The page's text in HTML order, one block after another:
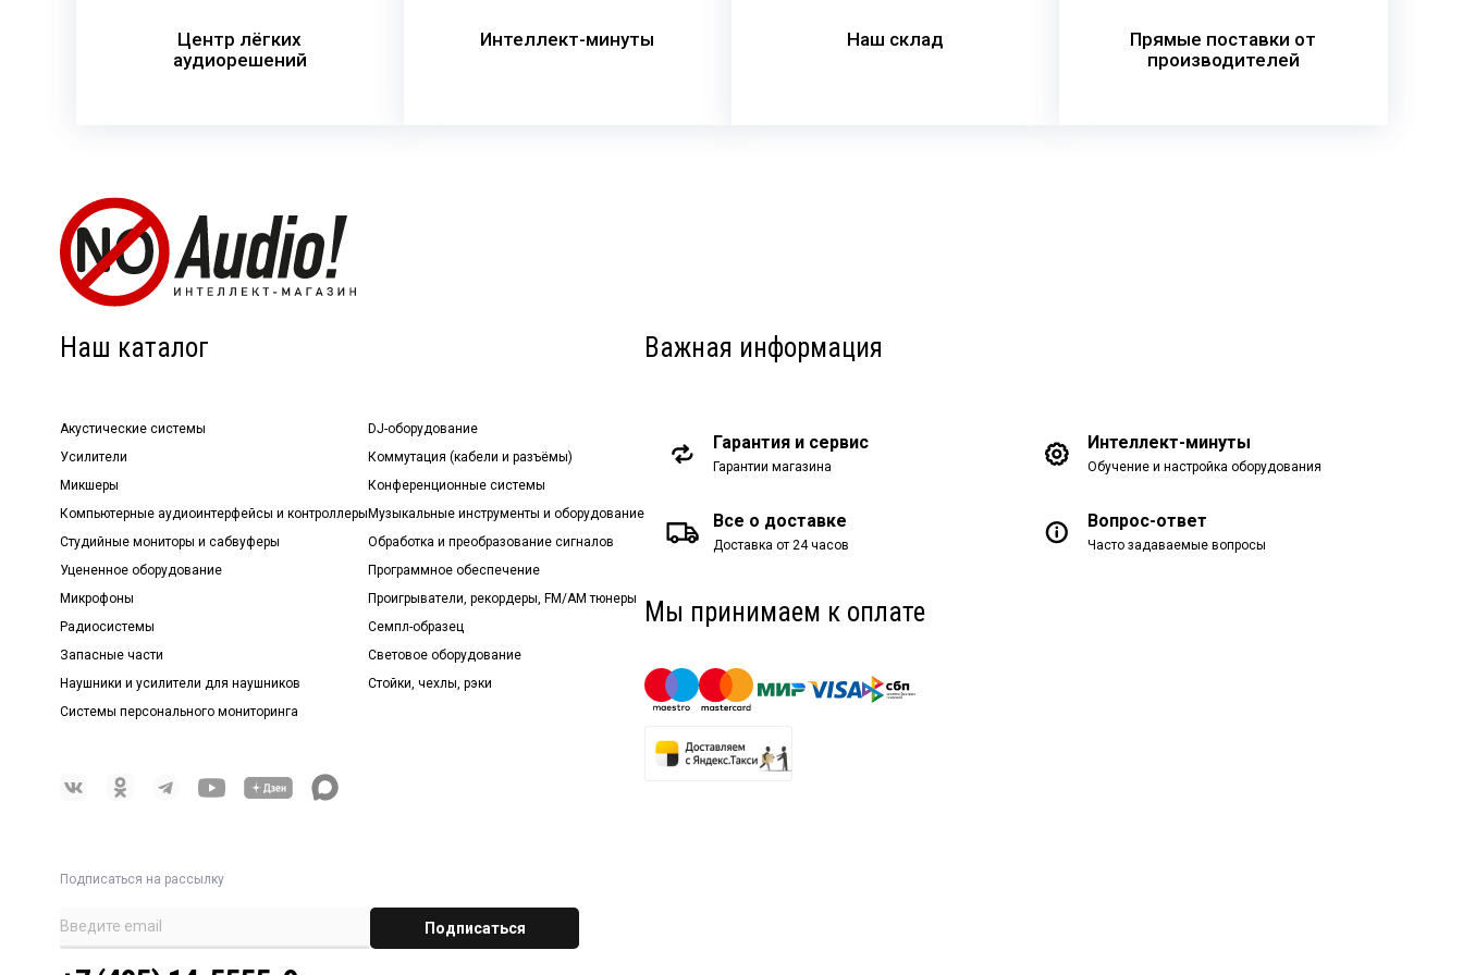
Центр лёгких
аудиорешений
Интеллект-минуты Наш склад
Прямые поставки от
производителей
Наш каталог
Акустические системы
Усилители
Микшеры
Компьютерные аудиоинтерфейсы и контроллеры
Студийные мониторы и сабвуферы
Уцененное оборудование
Микрофоны
Радиосистемы
Запасные части
Наушники и усилители для наушников
Системы персонального мониторинга
DJ-оборудование
Коммутация (кабели и разъёмы)
Конференционные системы
Музыкальные инструменты и оборудование
Обработка и преобразование сигналов
Программное обеспечение
Проигрыватели, рекордеры, FM/AM тюнеры
Семпл-образец
Световое оборудование
Стойки, чехлы, рэки
Подписаться на рассылку
Важная информация
Гарантия и сервис
Гарантии магазина
Интеллект-минуты
Обучение и настройка оборудования
Все о доставке
Доставка от 24 часов
Вопрос-ответ
Часто задаваемые вопросы
Мы принимаем к оплате